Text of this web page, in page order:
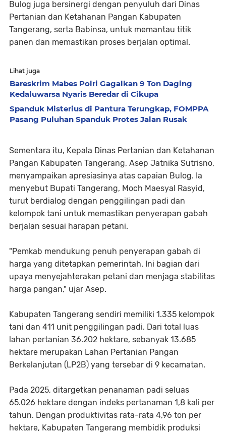
Bulog juga bersinergi dengan penyuluh dari Dinas
Pertanian dan Ketahanan Pangan Kabupaten
Tangerang, serta Babinsa, untuk memantau titik
panen dan memastikan proses berjalan optimal.
Lihat juga
Bareskrim Mabes Polri Gagalkan 9 Ton Daging
Kedaluwarsa Nyaris Beredar di Cikupa
Spanduk Misterius di Pantura Terungkap, FOMPPA
Pasang Puluhan Spanduk Protes Jalan Rusak
Sementara itu, Kepala Dinas Pertanian dan Ketahanan
Pangan Kabupaten Tangerang, Asep Jatnika Sutrisno,
menyampaikan apresiasinya atas capaian Bulog. Ia
menyebut Bupati Tangerang, Moch Maesyal Rasyid,
turut berdialog dengan penggilingan padi dan
kelompok tani untuk memastikan penyerapan gabah
berjalan sesuai harapan petani.
"Pemkab mendukung penuh penyerapan gabah di
harga yang ditetapkan pemerintah. Ini bagian dari
upaya menyejahterakan petani dan menjaga stabilitas
harga pangan," ujar Asep.
Kabupaten Tangerang sendiri memiliki 1.335 kelompok
tani dan 411 unit penggilingan padi. Dari total luas
lahan pertanian 36.202 hektare, sebanyak 13.685
hektare merupakan Lahan Pertanian Pangan
Berkelanjutan (LP2B) yang tersebar di 9 kecamatan.
Pada 2025, ditargetkan penanaman padi seluas
65.026 hektare dengan indeks pertanaman 1,8 kali per
tahun. Dengan produktivitas rata-rata 4,96 ton per
hektare, Kabupaten Tangerang membidik produksi